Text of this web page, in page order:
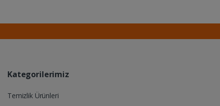
Kategorilerimiz
Temizlik Ürünleri